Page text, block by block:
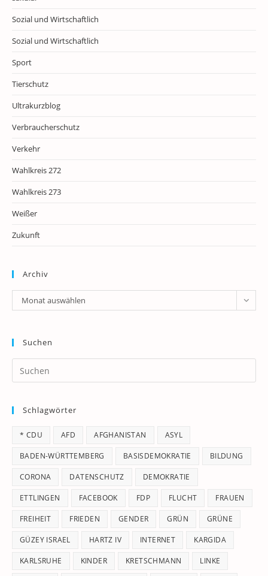
Sozial und Wirtschaftlich
Sozial und Wirtschaftlich
Sport
Tierschutz
Ultrakurzblog
Verbraucherschutz
Verkehr
Wahlkreis 272
Wahlkreis 273
Weißer
Zukunft
Archiv
Archiv
Monat auswählen
Suchen
Schlagwörter
* CDU AFD AFGHANISTAN ASYL
BADEN-WÜRTTEMBERG BASISDEMOKRATIE BILDUNG
CORONA DATENSCHUTZ DEMOKRATIE
ETTLINGEN FACEBOOK FDP FLUCHT FRAUEN
FREIHEIT FRIEDEN GENDER GRÜN GRÜNE
GÜZEY ISRAEL HARTZ IV INTERNET KARGIDA
KARLSRUHE KINDER KRETSCHMANN LINKE